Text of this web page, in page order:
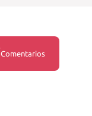
Comentarios